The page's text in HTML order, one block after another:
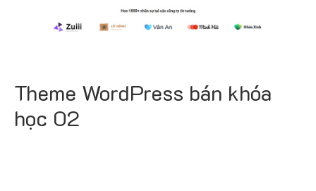
Theme WordPress bán khóa
học 02